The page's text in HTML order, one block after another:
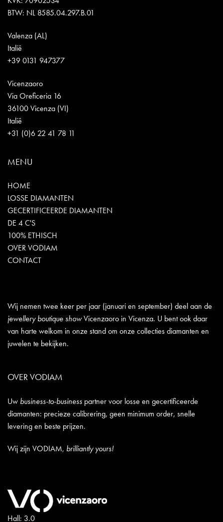
BTW: NL 8585.04.297.B.01
Valenza (AL)
Italië
+39 0131 947377
Vicenzaoro
Via Oreficeria 16
36100 Vicenza (VI)
Italië
+31 (0)6 22 41 78 11
MENU
HOME
LOSSE DIAMANTEN
GECERTIFICEERDE DIAMANTEN
DE 4 C'S
100% ETHISCH
OVER VODIAM
CONTACT
Wij nemen twee keer per jaar (januari en september) deel aan de
jewellery boutique showVicenzaoro in Vicenza. U bent ook daar
van harte welkom in onze stand om onze collecties diamanten en
juwelen te bekijken.
OVER VODIAM
Uw business-to-business partner voor losse en gecertificeerde
diamanten: precieze calibrering, geen minimum order, snelle
levering en beste prijzen.
Wij zijn VODIAM, brilliantly yours!
Hall: 3.0